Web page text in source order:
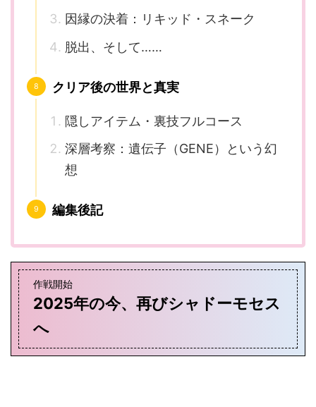
因縁の決着：リキッド・スネーク
脱出、そして……
クリア後の世界と真実
隠しアイテム・裏技フルコース
深層考察：遺伝子（GENE）という幻
想
編集後記
作戦開始
2025年の今、再びシャドーモセス
へ